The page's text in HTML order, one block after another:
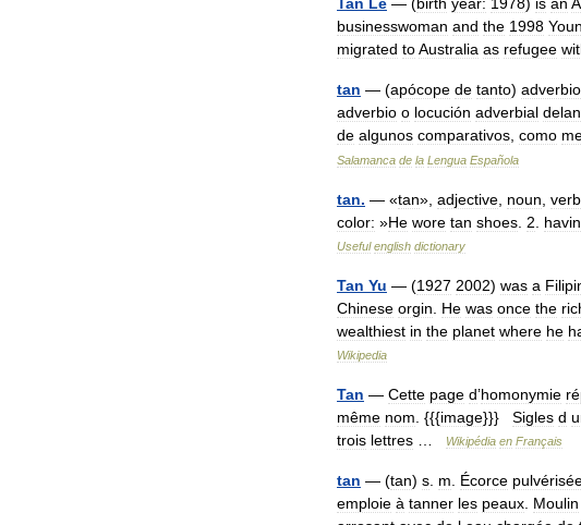
businesswoman and the 1998
migrated toAustralia as refugee
tan — (apócope de tanto) adverbio
adverbio o locución adverbial
de algunos comparativos como
Salamanca de la Lengua Española
tan. — «tan», adjective noun verb
color: »He wore tan shoes 2
Useful english dictionary
Tan Yu — (1927 2002) was a
Chinese orgin He was once the
wealthiest in the planet where he
Wikipedia
Tan — Cette page d’homonymie
même nom . {{{image}}} Sigles d
trois lettres Wikipédia en Français
tan — (tan) s m Écorce
emploie à tanner les peaux Moulin